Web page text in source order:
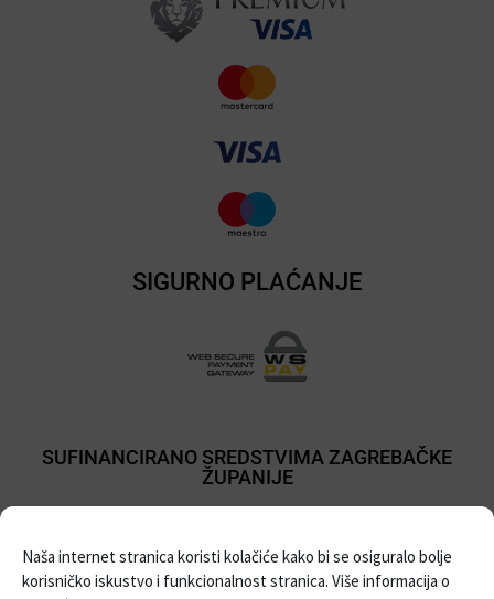
Naša internet stranica koristi kolačiće kako bi se osiguralo bolje
korisničko iskustvo i funkcionalnost stranica. Više informacija o
SIGURNO PLAĆANJE
SUFINANCIRANO SREDSTVIMA ZAGREBAČKE
ŽUPANIJE